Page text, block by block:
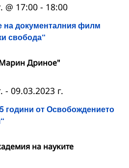
на документалния филм
свобода“
@ 17:00 - 18:00
Дриное"
години от Освобождението
- 09.03.2023 г.
на науките